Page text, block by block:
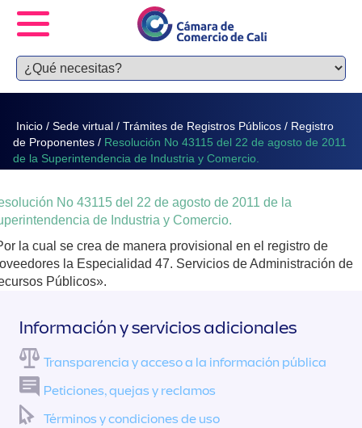
Inicio / Sede virtual / Trámites de Registros Públicos / Registro
de Proponentes / Resolución No 43115 del 22 de agosto de 2011
de la Superintendencia de Industria y Comercio.
No 43115 del 22 de agosto de 2011 de la
de Industria y Comercio.
la cual se crea de manera provisional en el registro de
la Especialidad 47. Servicios de Administración de
Públicos».
Información y servicios adicionales
Transparencia y acceso a la información pública
Peticiones, quejas y reclamos
Términos y condiciones de uso